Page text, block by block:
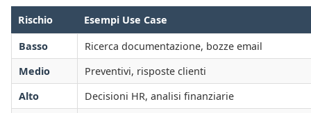
Rischio
Esempi Use Case
Basso
Ricerca documentazione, bozze email
Medio
Preventivi, risposte clienti
Alto
Decisioni HR, analisi finanziarie